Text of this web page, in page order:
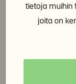
tietoja muihin
joita on